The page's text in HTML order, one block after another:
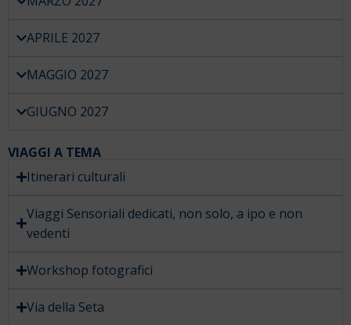
APRILE 2027
MAGGIO 2027
GIUGNO 2027
VIAGGI A TEMA
Itinerari culturali
Viaggi Sensoriali dedicati, non solo, a ipo e non
vedenti
Workshop fotografici
Via della Seta